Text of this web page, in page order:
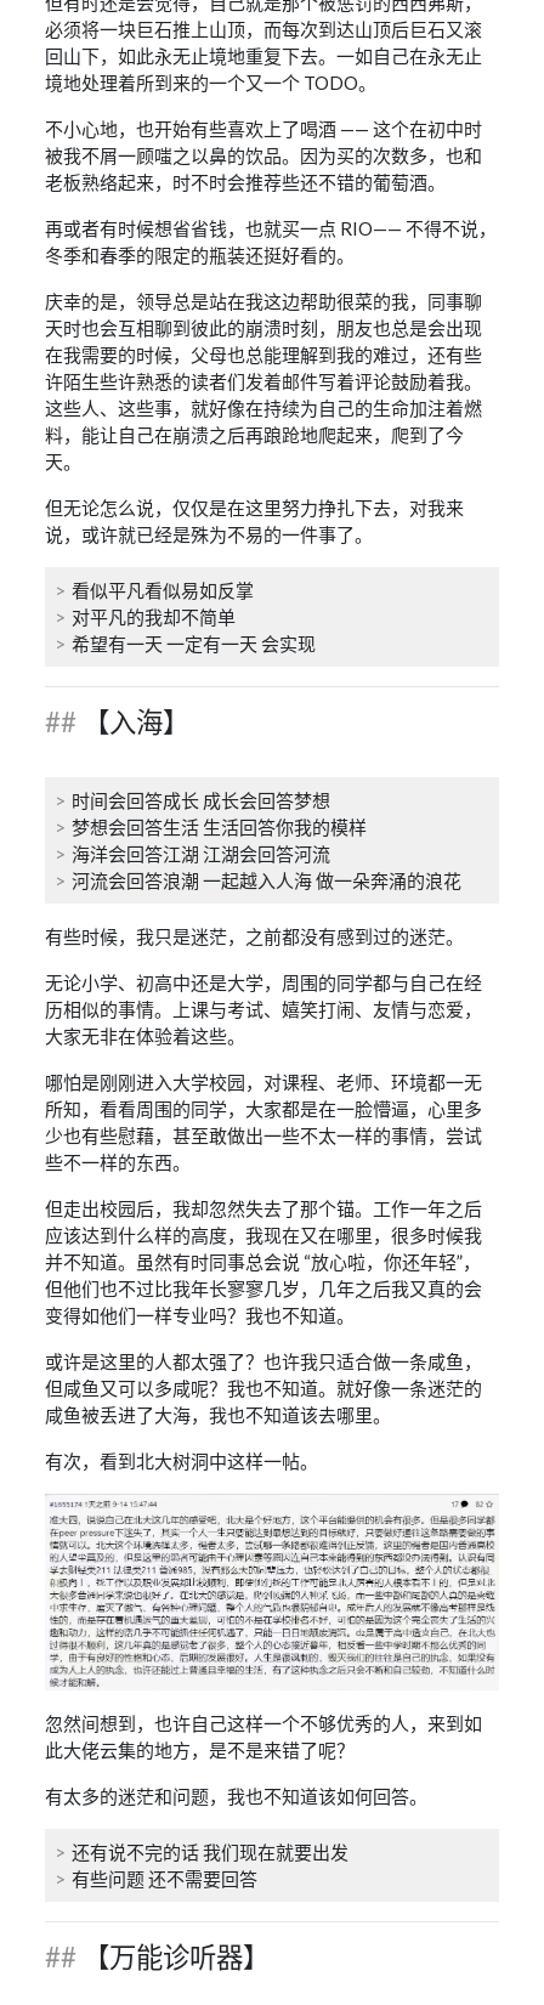
必须将一块巨石推上山顶，而每次到达山顶后巨石又滚
回山下，如此永无止境地重复下去。一如自己在永无止
境地处理着所到来的一个又一个 TODO。
不小心地，也开始有些喜欢上了喝酒 —— 这个在初中时
被我不屑一顾嗤之以鼻的饮品。因为买的次数多，也和
老板熟络起来，时不时会推荐些还不错的葡萄酒。
再或者有时候想省省钱，也就买一点 RIO—— 不得不说，
冬季和春季的限定的瓶装还挺好看的。
庆幸的是，领导总是站在我这边帮助很菜的我，同事聊
天时也会互相聊到彼此的崩溃时刻，朋友也总是会出现
在我需要的时候，父母也总能理解到我的难过，还有些
许陌生些许熟悉的读者们发着邮件写着评论鼓励着我。
这些人、这些事，就好像在持续为自己的生命加注着燃
料，能让自己在崩溃之后再踉跄地爬起来，爬到了今
天。
但无论怎么说，仅仅是在这里努力挣扎下去，对我来
说，或许就已经是殊为不易的一件事了。
看似平凡看似易如反掌
对平凡的我却不简单
希望有一天 一定有一天 会实现
【入海】
时间会回答成长 成长会回答梦想
梦想会回答生活 生活回答你我的模样
海洋会回答江湖 江湖会回答河流
河流会回答浪潮 一起越入人海 做一朵奔涌的浪花
有些时候，我只是迷茫，之前都没有感到过的迷茫。
无论小学、初高中还是大学，周围的同学都与自己在经
历相似的事情。上课与考试、嬉笑打闹、友情与恋爱，
大家无非在体验着这些。
哪怕是刚刚进入大学校园，对课程、老师、环境都一无
所知，看看周围的同学，大家都是在一脸懵逼，心里多
少也有些慰藉，甚至敢做出一些不太一样的事情，尝试
些不一样的东西。
但走出校园后，我却忽然失去了那个锚。工作一年之后
应该达到什么样的高度，我现在又在哪里，很多时候我
并不知道。虽然有时同事总会说 “放心啦，你还年轻”，
但他们也不过比我年长寥寥几岁，几年之后我又真的会
变得如他们一样专业吗？我也不知道。
或许是这里的人都太强了？也许我只适合做一条咸鱼，
但咸鱼又可以多咸呢？我也不知道。就好像一条迷茫的
咸鱼被丢进了大海，我也不知道该去哪里。
有次，看到北大树洞中这样一帖。
忽然间想到，也许自己这样一个不够优秀的人，来到如
此大佬云集的地方，是不是来错了呢？
有太多的迷茫和问题，我也不知道该如何回答。
还有说不完的话 我们现在就要出发
有些问题 还不需要回答
【万能诊听器】